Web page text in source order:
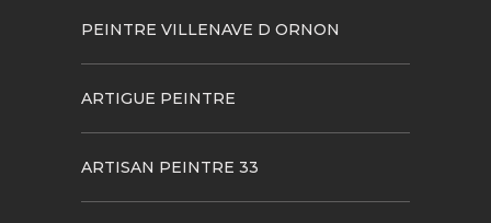
PEINTRE VILLENAVE D ORNON
ARTIGUE PEINTRE
ARTISAN PEINTRE 33